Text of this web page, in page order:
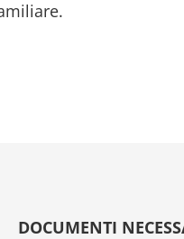
DOCUMENTI